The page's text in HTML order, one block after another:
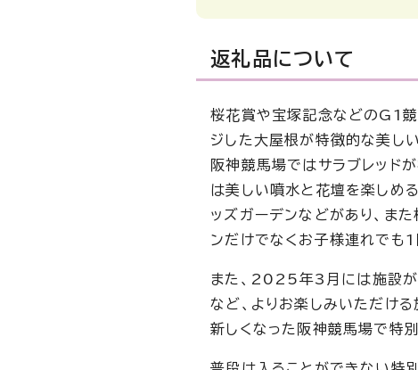
返礼品について
桜花賞や宝塚記念などのG1
ジした大屋根が特徴的な美し
阪神競馬場ではサラブレッド
は美しい噴水と花壇を楽しめ
ッズガーデンなどがあり、ま
ンだけでなくお子様連れでも1
また、2025年3月には施設が
など、よりお楽しみいただける
新しくなった阪神競馬場で特